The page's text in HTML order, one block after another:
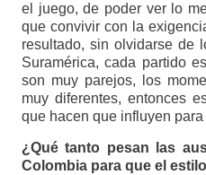
el juego, de poder ver lo
que convivir con la
resultado, sin olvidarse de
Suramérica, cada partido
son muy parejos, los
muy diferentes, entonces
que hacen que influyen
¿Qué tanto pesan las
Colombia para que el